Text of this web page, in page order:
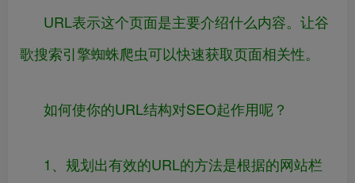
URL表示这个页面是主要介绍什么内容。让谷
歌搜索引擎蜘蛛爬虫可以快速获取页面相关性。
如何使你的URL结构对SEO起作用呢？
1、规划出有效的URL的方法是根据的网站栏